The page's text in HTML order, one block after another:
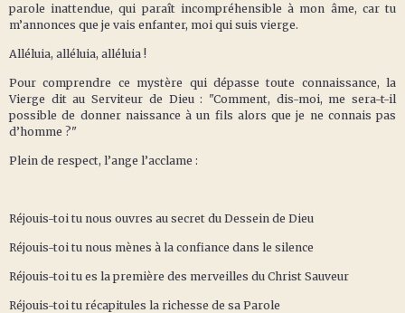
parole inattendue, qui paraît incompréhensible à mon âme, car tu
m’annonces que je vais enfanter, moi qui suis vierge.
Alléluia, alléluia, alléluia !
Pour comprendre ce mystère qui dépasse toute connaissance, la
Vierge dit au Serviteur de Dieu : "Comment, dis-moi, me sera-t-il
possible de donner naissance à un fils alors que je ne connais pas
d’homme ?"
Plein de respect, l’ange l’acclame :
Réjouis-toi tu nous ouvres au secret du Dessein de Dieu
Réjouis-toi tu nous mènes à la confiance dans le silence
Réjouis-toi tu es la première des merveilles du Christ Sauveur
Réjouis-toi tu récapitules la richesse de sa Parole